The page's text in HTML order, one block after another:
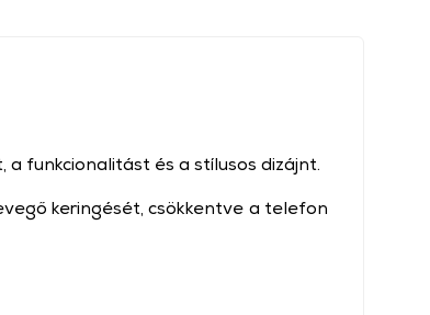
funkcionalitást és a stílusos dizájnt.
keringését, csökkentve a telefon